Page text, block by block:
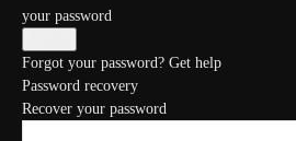
your password
Forgot your password? Get help
Password recovery
Recover your password